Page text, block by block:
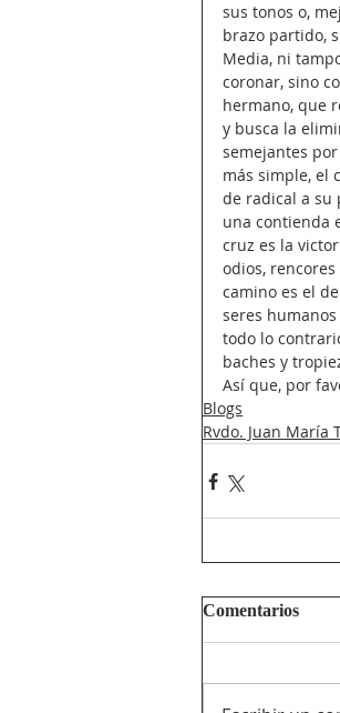
sus tonos o,
brazo partido,
Media, ni
coronar, sino
hermano, que
y busca la
semejantes
más simple, el
de radical a su
una contienda
cruz es la
odios,
camino es el
seres
todo lo
baches y
Así que, por
Blogs
Rvdo. Juan María
Comentarios